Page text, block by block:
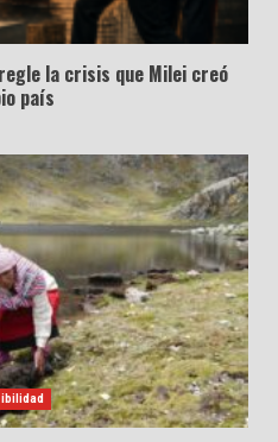
la crisis que Milei creó
país